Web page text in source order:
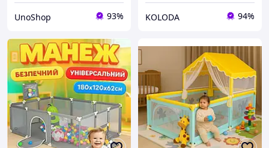
UnoShop 93% KOLODA 94%